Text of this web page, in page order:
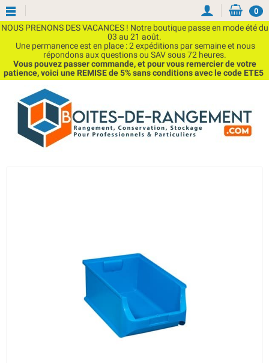
NOUS PRENONS DES VACANCES ! Notre boutique passe en mode été du
03 au 21 août.
Une permanence est en place : 2 expéditions par semaine et nous
répondons aux questions ou SAV sous 72 heures.
Vous pouvez passer commande, et pour vous remercier de votre
patience, voici une REMISE de 5% sans conditions avec le code ETE5
0